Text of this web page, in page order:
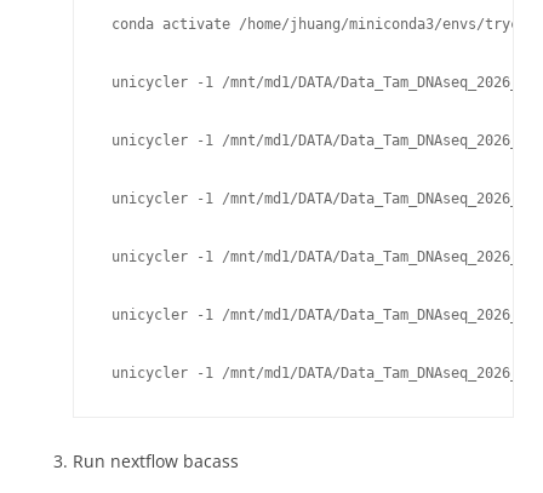
conda activate /home/jhuang/miniconda3/envs/
unicycler -1 /mnt/md1/DATA/
unicycler -1 /mnt/md1/DATA/
unicycler -1 /mnt/md1/DATA/
unicycler -1 /mnt/md1/DATA/
unicycler -1 /mnt/md1/DATA/
unicycler -1 /mnt/md1/DATA/
Run nextflow bacass